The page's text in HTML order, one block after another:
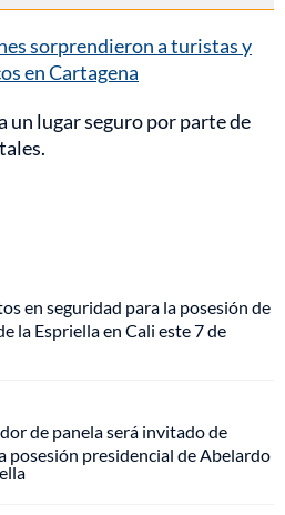
sorprendieron a turistas y
en Cartagena
un lugar seguro por parte de
en seguridad para la posesión de
la Espriella en Cali este 7 de
de panela será invitado de
posesión presidencial de Abelardo